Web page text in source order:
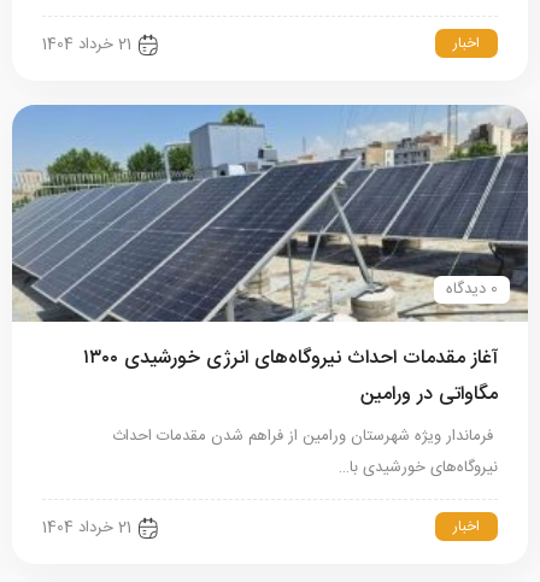
اخبار 21 خرداد 1404
0 دیدگاه
آغاز مقدمات احداث نیروگاه‌های انرژی خورشیدی ۱۳۰۰
مگاواتی در ورامین
فرماندار ویژه شهرستان ورامین از فراهم شدن مقدمات احداث
نیروگاه‌های خورشیدی با…
اخبار 21 خرداد 1404